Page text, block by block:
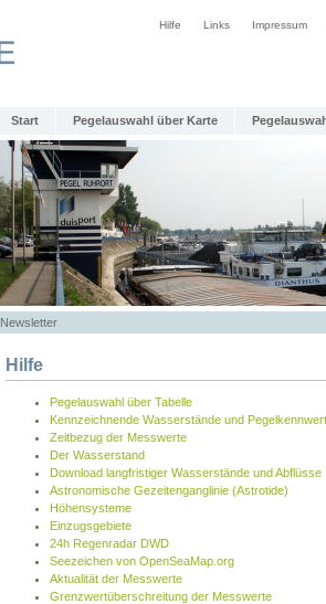
Hilfe Links Impressum
Start Pegelauswahl über Karte
Newsletter
Hilfe
Pegelauswahl über Tabelle
Kennzeichnende Wasserstände und
Zeitbezug der Messwerte
Der Wasserstand
Download langfristiger Wasserstände und Abflüsse
Astronomische Gezeitenganglinie (Astrotide)
Höhensysteme
Einzugsgebiete
24h Regenradar DWD
Seezeichen von OpenSeaMap.org
Aktualität der Messwerte
Grenzwertüberschreitung der Messwerte